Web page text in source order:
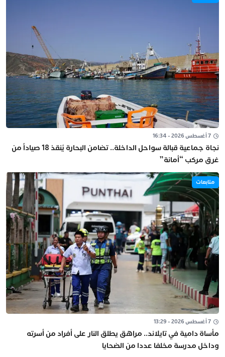
7 أغسطس 2026 - 16:34
نجاة جماعية قبالة سواحل الداخلة.. تضامن البحارة يُنقذ 18 صياداً من
غرق مركب “أمانة”
متابعات
7 أغسطس 2026 - 13:29
مأساة دامية في تايلاند.. مراهق يطلق النار على أفراد من أسرته
وداخل مدرسة مخلفا عددا من الضحايا